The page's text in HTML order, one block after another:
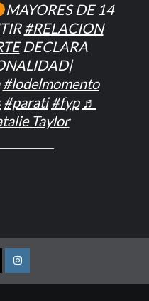
MAYORES DE 14
#RELACION
DECLARA
#lodelmomento
#parati #fyp ♬
Taylor
INSTAGRAM